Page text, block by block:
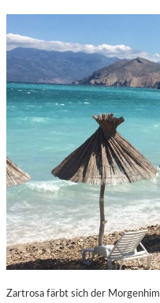
Zartrosa färbt sich der